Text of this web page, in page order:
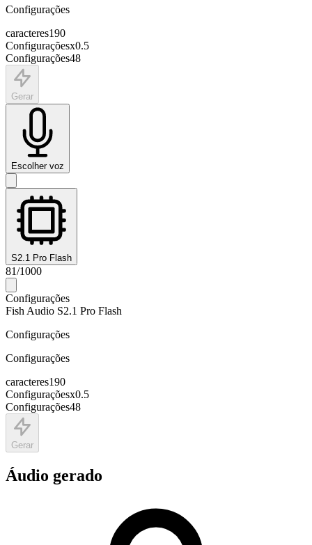
Configurações
caracteres190
Configuraçõesx0.5
Configurações48
Gerar
Escolher voz
S2.1 Pro Flash
81/1000
Configurações
Fish Audio S2.1 Pro Flash
Configurações
Configurações
caracteres190
Configuraçõesx0.5
Configurações48
Gerar
Áudio gerado